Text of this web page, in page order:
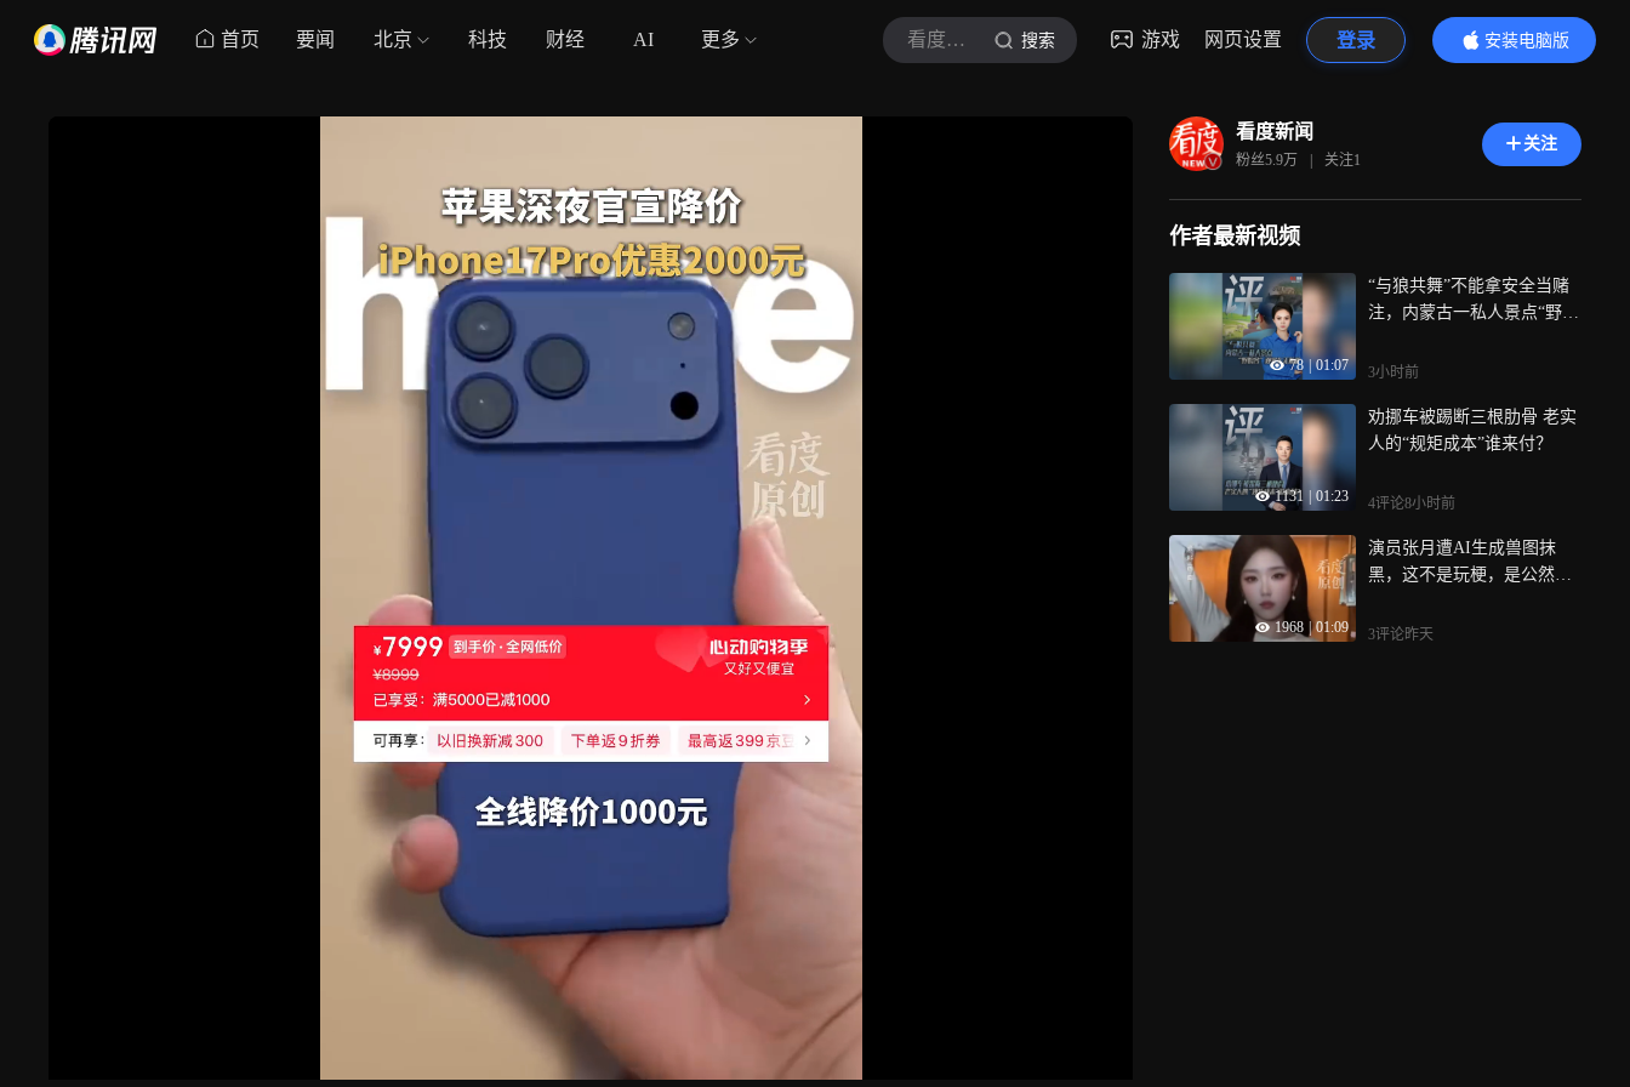
首页 要闻 北京 科技 财经 AI 更多 看度新闻 搜索 游戏 网页设置 登录
安装电脑版
内容更精彩
看度新闻
粉丝5.9万 | 关注1
关注
作者最新视频
78 | 01:07
“与狼共舞”不能拿安全当赌
注，内蒙古一私人景点“野狼
3小时前
1131 01:23
劝挪车被踢断三根肋骨 老实
人的“规矩成本”谁来付？
4评论8小时前
1968 01:09
演员张月遭AI生成兽图抹
黑，这不是玩梗，是公然的
3评论昨天